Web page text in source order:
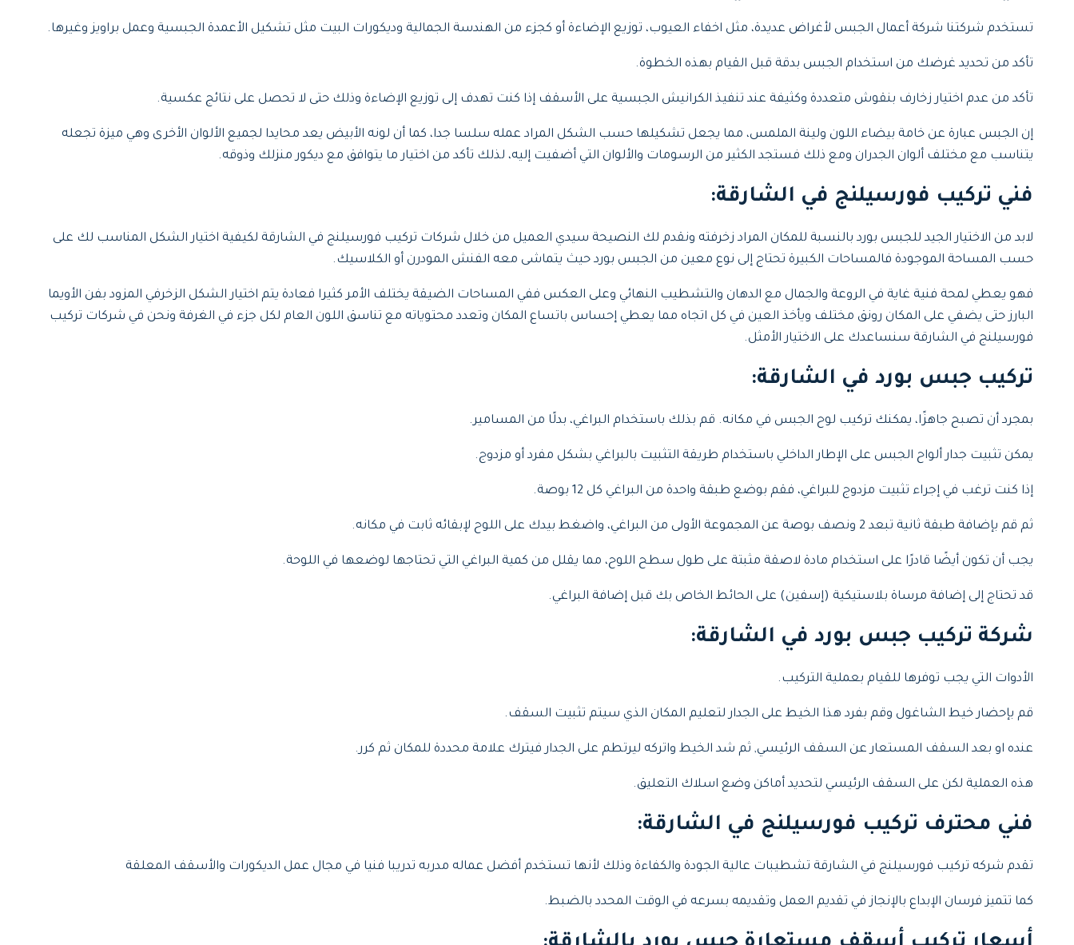
تستخدم شركتنا شركة أعمال الجبس لأغراض عديدة، مثل اخفاء العيوب، توزيع الإضاءة أو كجزء من الهندسة الجمالية وديكورات البيت مثل تشكيل الأعمدة الجبسية وعمل براويز وغيرها.
تأكد من تحديد غرضك من استخدام الجبس بدقة قبل القيام بهذه الخطوة.
تأكد من عدم اختيار زخارف بنقوش متعددة وكثيفة عند تنفيذ الكرانيش الجبسية على الأسقف إذا كنت تهدف إلى توزيع الإضاءة وذلك حتى لا تحصل على نتائج عكسية.
إن الجبس عبارة عن خامة بيضاء اللون ولينة الملمس، مما يجعل تشكيلها حسب الشكل المراد عمله سلسا جدا، كما أن لونه الأبيض يعد محايدا لجميع الألوان الأخرى وهي ميزة تجعله
يتناسب مع مختلف ألوان الجدران ومع ذلك فستجد الكثير من الرسومات والألوان التي أضفيت إليه، لذلك تأكد من اختيار ما يتوافق مع ديكور منزلك وذوقه.
فني تركيب فورسيلنج في الشارقة:
لابد من الاختيار الجيد للجبس بورد بالنسبة للمكان المراد زخرفته ونقدم لك النصيحة سيدي العميل من خلال شركات تركيب فورسيلنج في الشارقة لكيفية اختيار الشكل المناسب لك على
حسب المساحة الموجودة فالمساحات الكبيرة تحتاج إلى نوع معين من الجبس بورد حيث يتماشى معه الفنش المودرن أو الكلاسيك.
فهو يعطي لمحة فنية غاية في الروعة والجمال مع الدهان والتشطيب النهائي وعلى العكس ففي المساحات الضيقة يختلف الأمر كثيرا فعادة يتم اختيار الشكل الزخرفي المزود بفن الأويما
البارز حتى يضفي على المكان رونق مختلف ويأخذ العين في كل اتجاه مما يعطي إحساس باتساع المكان وتعدد محتوياته مع تناسق اللون العام لكل جزء في الغرفة ونحن في شركات تركيب
فورسيلنج في الشارقة سنساعدك على الاختيار الأمثل.
تركيب جبس بورد في الشارقة:
بمجرد أن تصبح جاهزًا، يمكنك تركيب لوح الجبس في مكانه. قم بذلك باستخدام البراغي، بدلًا من المسامير.
يمكن تثبيت جدار ألواح الجبس على الإطار الداخلي باستخدام طريقة التثبيت بالبراغي بشكل مفرد أو مزدوج.
إذا كنت ترغب في إجراء تثبيت مزدوج للبراغي، فقم بوضع طبقة واحدة من البراغي كل 12 بوصة.
ثم قم بإضافة طبقة ثانية تبعد 2 ونصف بوصة عن المجموعة الأولى من البراغي، واضغط بيدك على اللوح لإبقائه ثابت في مكانه.
يجب أن تكون أيضًا قادرًا على استخدام مادة لاصقة مثبتة على طول سطح اللوح، مما يقلل من كمية البراغي التي تحتاجها لوضعها في اللوحة.
قد تحتاج إلى إضافة مرساة بلاستيكية (إسفين) على الحائط الخاص بك قبل إضافة البراغي.
شركة تركيب جبس بورد في الشارقة:
الأدوات التي يجب توفرها للقيام بعملية التركيب.
قم بإحضار خيط الشاغول وقم بفرد هذا الخيط على الجدار لتعليم المكان الذي سيتم تثبيت السقف.
عنده او بعد السقف المستعار عن السقف الرئيسي, ثم شد الخيط واتركه ليرتطم على الجدار فيترك علامة محددة للمكان ثم كرر.
هذه العملية لكن على السقف الرئيسي لتحديد أماكن وضع اسلاك التعليق.
فني محترف تركيب فورسيلنج في الشارقة:
تقدم شركه تركيب فورسيلنج في الشارقة تشطيبات عالية الجودة والكفاءة وذلك لأنها تستخدم أفضل عماله مدربه تدريبا فنيا في مجال عمل الديكورات والأسقف المعلقة
كما تتميز فرسان الإبداع بالإنجاز في تقديم العمل وتقديمه بسرعه في الوقت المحدد بالضبط.